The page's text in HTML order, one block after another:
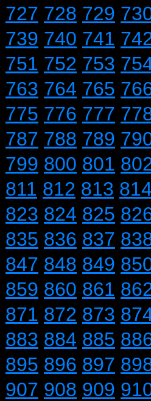
727 728 729
739 740 741
751 752 753
763 764 765
775 776 777
787 788 789
799 800 801
811 812 813
823 824 825
835 836 837
847 848 849
859 860 861
871 872 873
883 884 885
895 896 897
907 908 909